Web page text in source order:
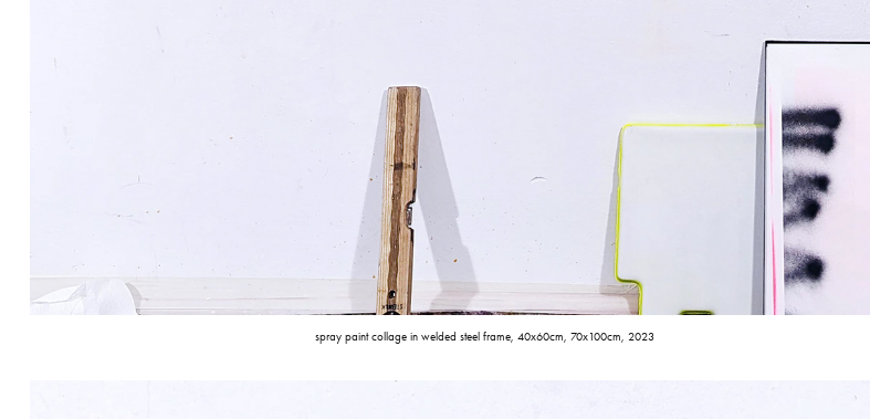
spray paint collage in welded steel frame, 40x60cm, 70x100cm, 2023